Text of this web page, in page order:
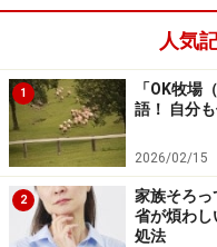
人気
1
「OK牧場
語！ 自分
2026/02/15
2
家族そろっ
省が煩わ
処法